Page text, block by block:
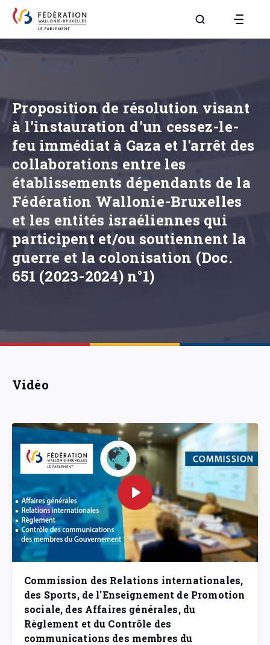
Aller à la page
Proposition de résolution visant
à l'instauration d'un cessez-le-
feu immédiat à Gaza et l'arrêt des
collaborations entre les
établissements dépendants de la
Fédération Wallonie-Bruxelles
et les entités israéliennes qui
participent et/ou soutiennent la
guerre et la colonisation (Doc.
651 (2023-2024) n°1)
Vidéo
Commission des Relations internationales,
des Sports, de l'Enseignement de Promotion
sociale, des Affaires générales, du
Règlement et du Contrôle des
communications des membres du